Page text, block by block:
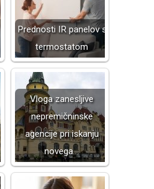
Prednosti IR panelov s
termostatom
Vloga zanesljive
nepremičninske
agencije pri iskanju
novega…